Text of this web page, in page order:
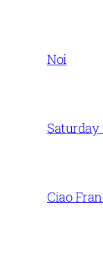
Noi
Saturday
Ciao